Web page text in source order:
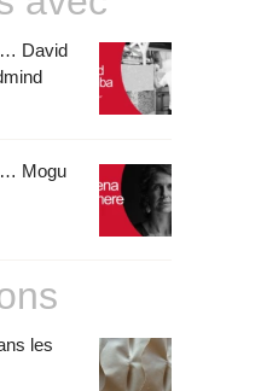
David
Mogu
les